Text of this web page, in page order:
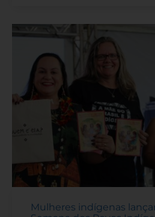
Mulheres indígenas